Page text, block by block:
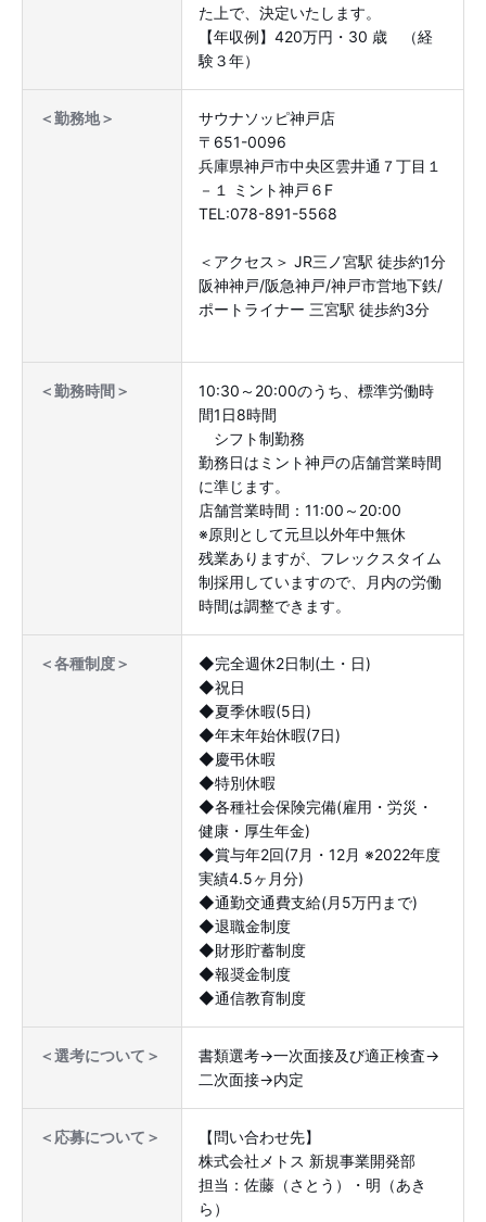
た上で、決定いたします。
【年収例】420万円・30 歳 （経
験３年）
＜勤務地＞
サウナソッピ神戸店
〒651-0096
兵庫県神戸市中央区雲井通７丁目１
－１ ミント神戸６F
TEL:078-891-5568
＜アクセス＞ JR三ノ宮駅 徒歩約1分
阪神神戸/阪急神戸/神戸市営地下鉄/
ポートライナー 三宮駅 徒歩約3分
＜勤務時間＞
10:30～20:00のうち、標準労働時
間1日8時間
シフト制勤務
勤務日はミント神戸の店舗営業時間
に準じます。
店舗営業時間：11:00～20:00
※原則として元旦以外年中無休
残業ありますが、フレックスタイム
制採用していますので、月内の労働
時間は調整できます。
＜各種制度＞
◆完全週休2日制(土・日)
◆祝日
◆夏季休暇(5日)
◆年末年始休暇(7日)
◆慶弔休暇
◆特別休暇
◆各種社会保険完備(雇用・労災・
健康・厚生年金)
◆賞与年2回(7月・12月 ※2022年度
実績4.5ヶ月分)
◆通勤交通費支給(月5万円まで)
◆退職金制度
◆財形貯蓄制度
◆報奨金制度
◆通信教育制度
＜選考について＞
書類選考→一次面接及び適正検査→
二次面接→内定
＜応募について＞
【問い合わせ先】
株式会社メトス 新規事業開発部
担当：佐藤（さとう）・明（あき
ら）